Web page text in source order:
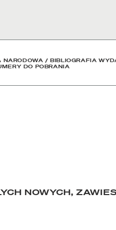
NARODOWA /BIBLIOGRAFIA
DO POBRANIA
NOWYCH,